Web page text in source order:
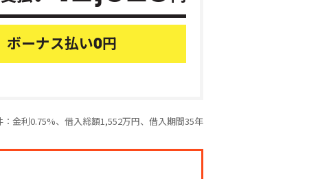
ボーナス払い0円
金利0.75%、借入総額1,552万円、借入期間35年